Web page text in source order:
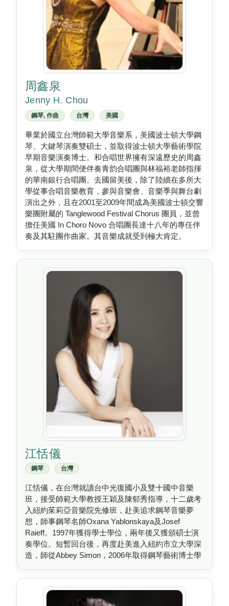
周鑫泉
Jenny H. Chou
鋼琴, 作曲 台灣 美國
畢業於國立台灣師範大學音樂系，美國波士頓大學鋼
琴、大鍵琴演奏雙碩士，並取得波士頓大學藝術學院
早期音樂演奏博士。和合唱世界擁有深遠歷史的周鑫
泉，從大學期間便伴奏青韵合唱團與林福裕老師指揮
的華南銀行合唱團。去國留美後，除了陸續在多所大
學從事合唱音樂教育，參與音樂會、音樂季與舞台劇
演出之外，且在2001至2009年間成為美國波士頓交響
樂團附屬的 Tanglewood Festival Chorus 團員，並曾
擔任美國 In Choro Novo 合唱團長達十八年的專任伴
奏及其駐團作曲家。其音樂成就受到極大肯定。
江恬儀
鋼琴 台灣
江恬儀，在台灣就讀台中光復國小及雙十國中音樂
班，接受師範大學教授王穎及陳郁秀指導，十二歲考
入紐約茱莉亞音樂院先修班，赴美追求鋼琴音樂夢
想，師事鋼琴名師Oxana Yablonskaya及Josef
Raieff。1997年獲得學士學位，兩年後又獲頒碩士演
奏學位。短暫回台後，再度赴美進入紐約市立大學深
造，師從Abbey Simon，2006年取得鋼琴藝術博士學